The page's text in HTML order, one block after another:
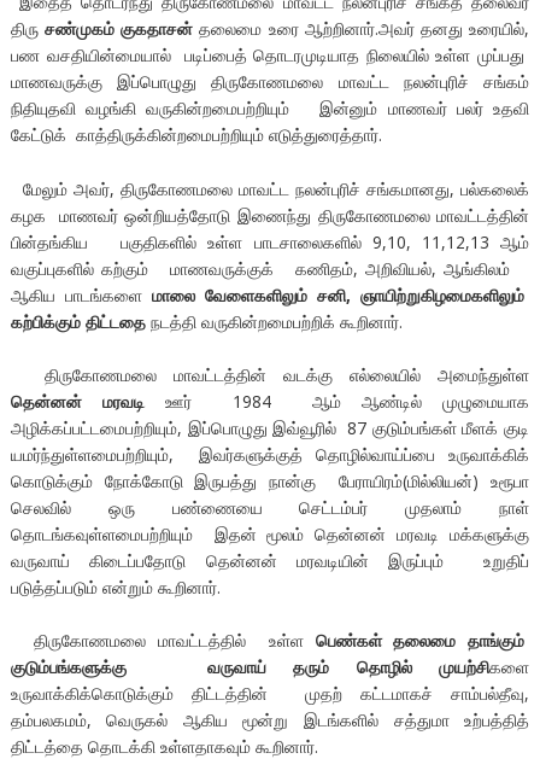
திருசண்முகம் குகதாசன் தலைமை உரை ஆற்றினார்.அவர் தனது உரையில்,
பண வசதியின்மையால் படிப்பைத் தொடரமுடியாத நிலையில் உள்ள முப்பது
மாணவருக்கு இப்பொழுது திருகோணமலை மாவட்ட நலன்புரிச் சங்கம்
நிதியுதவி வழங்கி வருகின்றமைபற்றியும் இன்னும் மாணவர் பலர் உதவி
கேட்டுக் காத்திருக்கின்றமைபற்றியும் எடுத்துரைத்தார்.
மேலும் அவர், திருகோணமலை மாவட்ட நலன்புரிச் சங்கமானது, பல்கலைக்
கழக மாணவர் ஒன்றியத்தோடு இணைந்து திருகோணமலை மாவட்டத்தின்
பின்தங்கிய பகுதிகளில் உள்ள பாடசாலைகளில் 9,10, 11,12,13 ஆம்
வகுப்புகளில் கற்கும் மாணவருக்குக் கணிதம், அறிவியல், ஆங்கிலம்
ஆகிய பாடங்களை மாலை வேளைகளிலும் சனி, ஞாயிற்றுகிழமைகளிலும்
கற்பிக்கும் திட்டதைநடத்தி வருகின்றமைபற்றிக் கூறினார்.
திருகோணமலை மாவட்டத்தின் வடக்கு எல்லையில் அமைந்துள்ள
தென்னன் மரவடிஊர் 1984 ஆம் ஆண்டில் முழுமையாக
அழிக்கப்பட்டமைபற்றியும், இப்பொழுது இவ்வூரில் 87 குடும்பங்கள் மீளக் குடி
யமர்ந்துள்ளமைபற்றியும், இவர்களுக்குத் தொழில்வாய்ப்பை உருவாக்கிக்
கொடுக்கும் நோக்கோடு இருபத்து நான்கு பேராயிரம்(மில்லியன்) உரூபா
செலவில் ஒரு பண்ணையை செட்டம்பர் முதலாம் நாள்
தொடங்கவுள்ளமைபற்றியும் இதன் மூலம் தென்னன் மரவடி மக்களுக்கு
வருவாய் கிடைப்பதோடு தென்னன் மரவடியின் இருப்பும் உறுதிப்
படுத்தப்படும் என்றும் கூறினார்.
திருகோணமலை மாவட்டத்தில் உள்ள பெண்கள் தலைமை தாங்கும்
குடும்பங்களுக்கு வருவாய் தரும் தொழில் முயற்சிகளை
உருவாக்கிக்கொடுக்கும் திட்டத்தின் முதற் கட்டமாகச் சாம்பல்தீவு,
தம்பலகமம், வெருகல் ஆகிய மூன்று இடங்களில் சத்துமா உற்பத்தித்
திட்டத்தை தொடக்கி உள்ளதாகவும் கூறினார்.